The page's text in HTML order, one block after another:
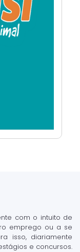
com o intuito de
emprego ou a se
isso, diariamente
e concursos.